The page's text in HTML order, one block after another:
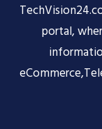
portal,